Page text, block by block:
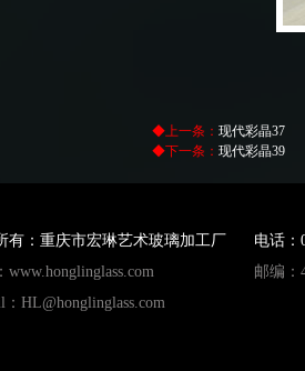
◆上一条： 现代彩晶37
◆下一条： 现代彩晶39
有：重庆市宏琳艺术玻璃加工厂
www.honglinglass.com
：HL@honglinglass.com
电话：
邮编：